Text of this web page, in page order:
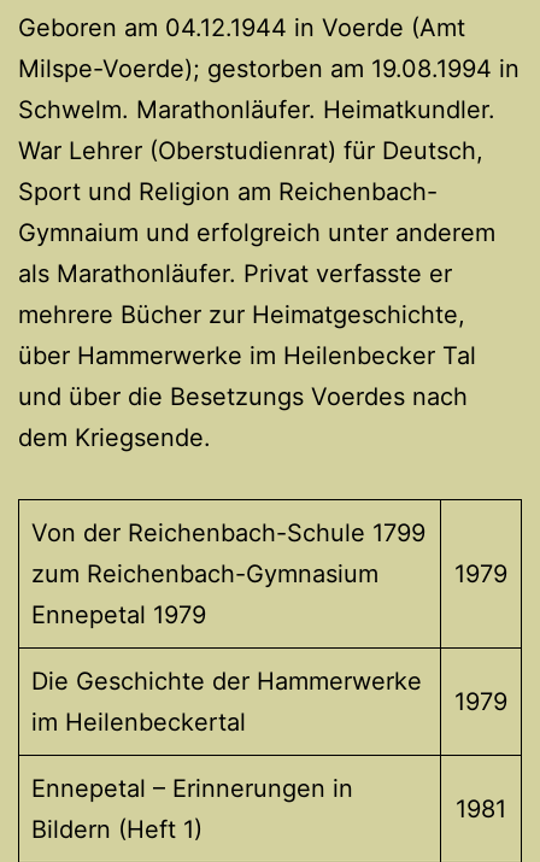
Geboren am 04.12.1944 in Voerde (Amt
Milspe-Voerde); gestorben am 19.08.1994 in
Schwelm. Marathonläufer. Heimatkundler.
War Lehrer (Oberstudienrat) für Deutsch,
Sport und Religion am Reichenbach-
Gymnaium und erfolgreich unter anderem
als Marathonläufer. Privat verfasste er
mehrere Bücher zur Heimatgeschichte,
über Hammerwerke im Heilenbecker Tal
und über die Besetzungs Voerdes nach
dem Kriegsende.
Von der Reichenbach-Schule 1799
zum Reichenbach-Gymnasium
Ennepetal 1979
1979
Die Geschichte der Hammerwerke
im Heilenbeckertal
1979
Ennepetal – Erinnerungen in
Bildern (Heft 1)
1981